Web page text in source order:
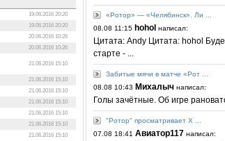
19.06.2016 20:20
19.06.2016 20:20
20.06.2016 10:26
20.06.2016 10:26
21.06.2016 15:10
21.06.2016 15:10
21.06.2016 15:10
21.06.2016 15:10
21.06.2016 15:10
21.06.2016 15:10
21.06.2016 15:10
«Ротор» — «Челябинск». Ли ...
08.08 11:15 hohol написал:
Цитата: Andy Цитата: hohol
старте - ...
Забитые мячи в матче «Рот ...
08.08 10:43 Михалыч написал:
Голы зачётные. Об игре
"Ротор" просматривает Х ...
07.08 18:41 Авиатор117 написал: